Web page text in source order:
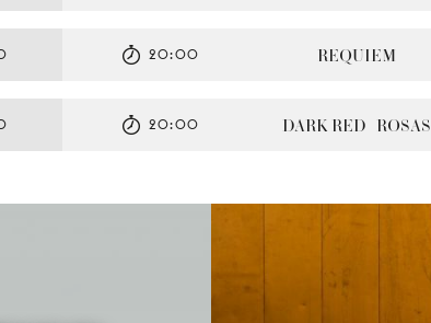
REQUIEM
20:00
DARK RED   ROSAS
20:00